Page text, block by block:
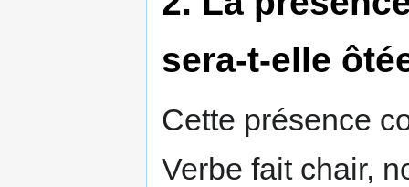
sera-t-elle
Cette présence
Verbe fait chair,